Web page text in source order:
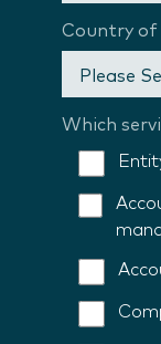
Country of
Which